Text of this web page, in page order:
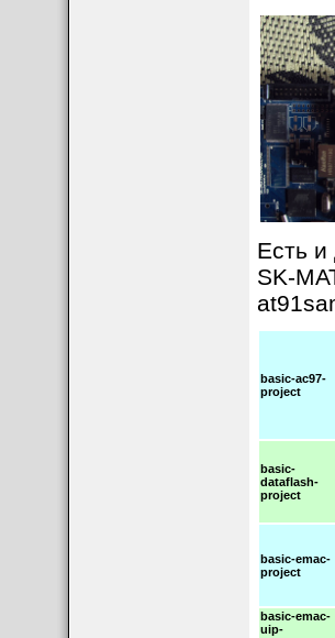
Есть и
SK-
basic-ac97-
project
basic-
dataflash-
project
basic-emac-
project
basic-emac-
uip-